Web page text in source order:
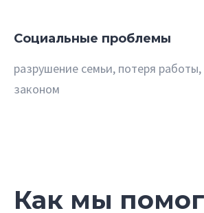
Социальные проблемы
разрушение семьи, потеря
законом
Как мы